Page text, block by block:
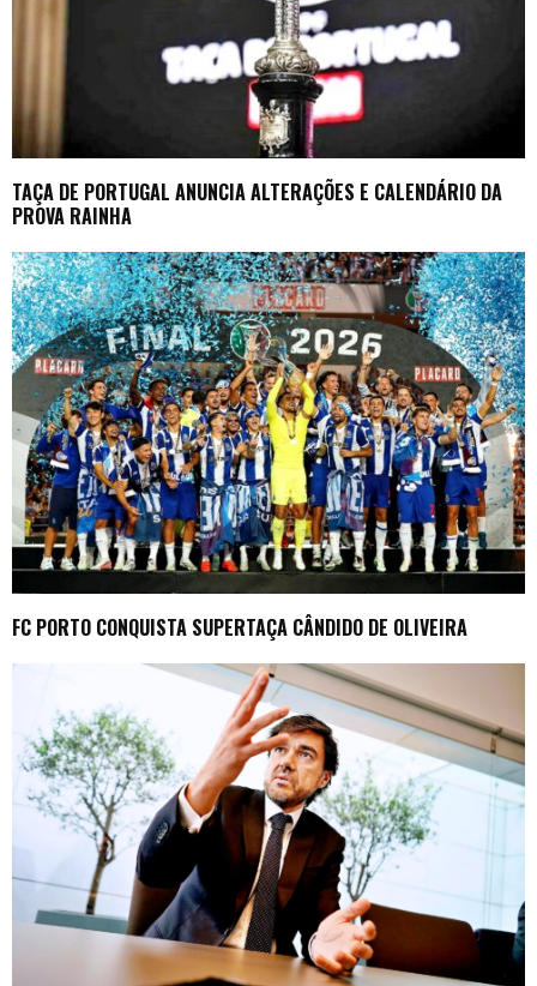
TAÇA DE PORTUGAL ANUNCIA ALTERAÇÕES E CALENDÁRIO DA
PROVA RAINHA
FC PORTO CONQUISTA SUPERTAÇA CÂNDIDO DE OLIVEIRA